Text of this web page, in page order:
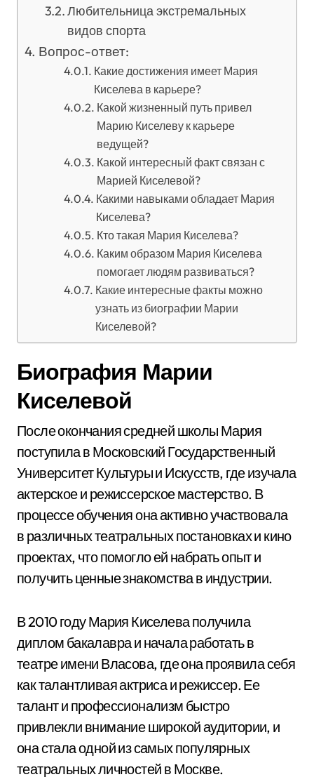
Любительница экстремальных
видов спорта
Вопрос-ответ:
Какие достижения имеет Мария
Киселева в карьере?
Какой жизненный путь привел
Марию Киселеву к карьере
ведущей?
Какой интересный факт связан с
Марией Киселевой?
Какими навыками обладает Мария
Киселева?
Кто такая Мария Киселева?
Каким образом Мария Киселева
помогает людям развиваться?
Какие интересные факты можно
узнать из биографии Марии
Киселевой?
Биография Марии
Киселевой
После окончания средней школы Мария
поступила в Московский Государственный
Университет Культуры и Искусств, где изучала
актерское и режиссерское мастерство. В
процессе обучения она активно участвовала
в различных театральных постановках и кино
проектах, что помогло ей набрать опыт и
получить ценные знакомства в индустрии.
В 2010 году Мария Киселева получила
диплом бакалавра и начала работать в
театре имени Власова, где она проявила себя
как талантливая актриса и режиссер. Ее
талант и профессионализм быстро
привлекли внимание широкой аудитории, и
она стала одной из самых популярных
театральных личностей в Москве.